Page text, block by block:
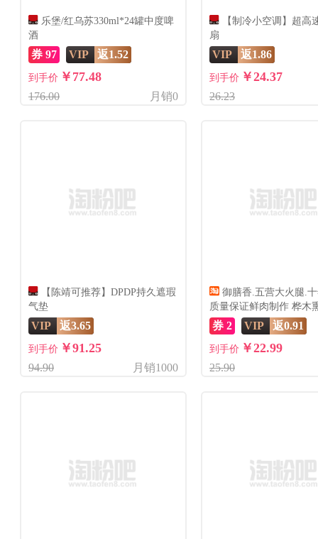
乐堡/红乌苏330ml*24罐中度啤
酒
券 97 VIP 返1.52
到手价 ￥77.48
176.00 月销0
【制冷小空调】超高
扇
VIP 返1.86
到手价 ￥24.37
26.23
【陈靖可推荐】DPDP持久遮瑕
气垫
VIP 返3.65
到手价 ￥91.25
94.90 月销1000
御膳香.五营大火腿.
质量保证鲜肉制作 桦木
含肉
券 2 VIP 返0.91
到手价 ￥22.99
25.90